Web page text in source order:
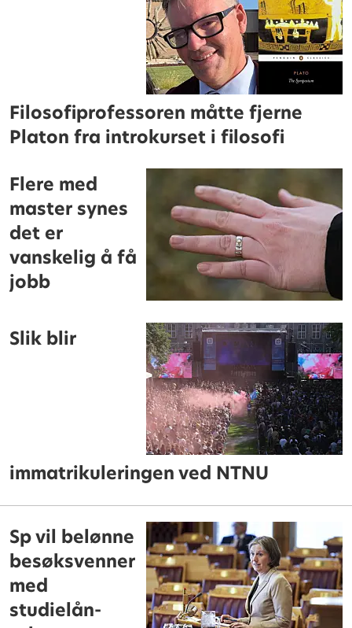
Filosofiprofessoren måtte fjerne
Platon fra introkurset i filosofi
Flere med
master synes
det er
vanskelig å få
jobb
Slik blir
immatrikuleringen ved NTNU
Sp vil belønne
besøksvenner
med
studielån-